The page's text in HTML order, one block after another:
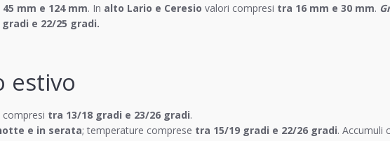
mm e 124 mm. In alto Lario e Ceresio valori compresi tra 16 mm e 30 mm.
e 22/25 gradi.
estivo
tra 13/18 gradi e 23/26 gradi.
e in serata; temperature comprese tra 15/19 gradi e 22/26 gradi. Accumuli